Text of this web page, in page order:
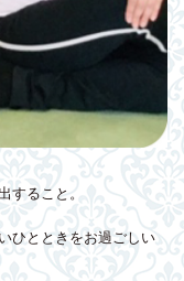
すること。
ひとときをお過ごしい